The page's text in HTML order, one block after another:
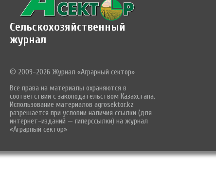
Сельскохозяйственный
журнал
© 2009-2026 Журнал «Аграрный сектор»
Все права на материалы охраняются в
соответствии с законодательством Казахстана.
Использование материалов agrosektor.kz
разрешается при условии наличия ссылки (для
интернет-изданий — гиперссылки) на журнал
«Аграрный сектор»